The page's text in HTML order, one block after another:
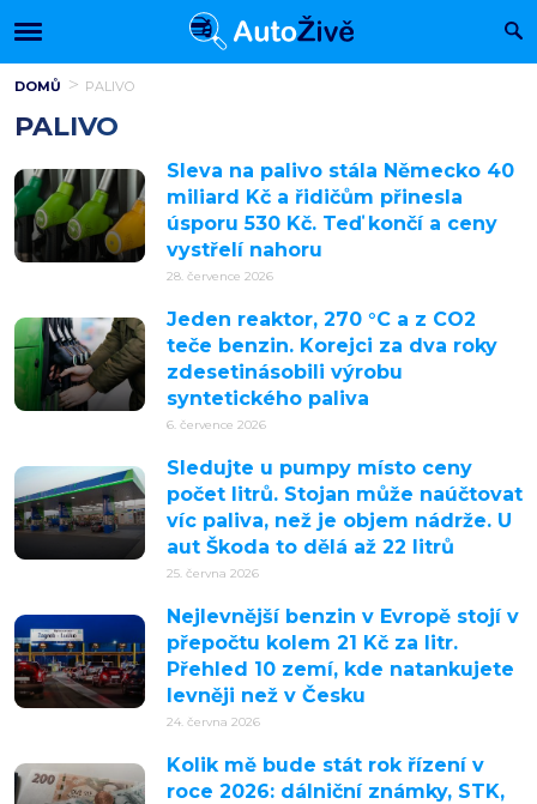
DOMŮ PALIVO
PALIVO
Sleva na palivo stála Německo 40
miliard Kč a řidičům přinesla
úsporu 530 Kč. Teď končí a ceny
vystřelí nahoru
28. července 2026
Jeden reaktor, 270 °C a z CO2
teče benzin. Korejci za dva roky
zdesetinásobili výrobu
syntetického paliva
6. července 2026
Sledujte u pumpy místo ceny
počet litrů. Stojan může naúčtovat
víc paliva, než je objem nádrže. U
aut Škoda to dělá až 22 litrů
25. června 2026
Nejlevnější benzin v Evropě stojí v
přepočtu kolem 21 Kč za litr.
Přehled 10 zemí, kde natankujete
levněji než v Česku
24. června 2026
Kolik mě bude stát rok řízení v
roce 2026: dálniční známky, STK,